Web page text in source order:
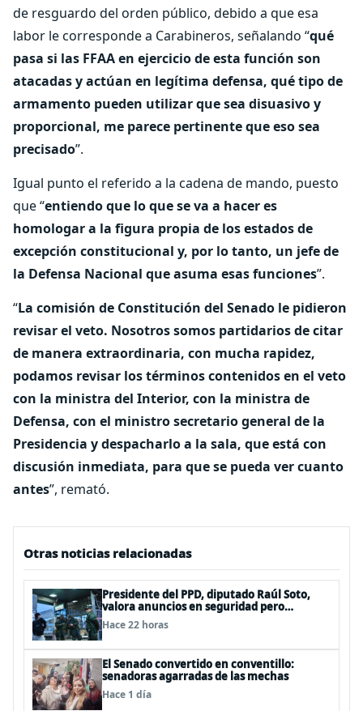
de resguardo del orden público, debido a que esa
labor le corresponde a Carabineros, señalando “qué
pasa si las FFAA en ejercicio de esta función son
atacadas y actúan en legítima defensa, qué tipo de
armamento pueden utilizar que sea disuasivo y
proporcional, me parece pertinente que eso sea
precisado”.
Igual punto el referido a la cadena de mando, puesto
que “entiendo que lo que se va a hacer es
homologar a la figura propia de los estados de
excepción constitucional y, por lo tanto, un jefe de
la Defensa Nacional que asuma esas funciones”.
“La comisión de Constitución del Senado le pidieron
revisar el veto. Nosotros somos partidarios de citar
de manera extraordinaria, con mucha rapidez,
podamos revisar los términos contenidos en el veto
con la ministra del Interior, con la ministra de
Defensa, con el ministro secretario general de la
Presidencia y despacharlo a la sala, que está con
discusión inmediata, para que se pueda ver cuanto
antes”, remató.
Otras noticias relacionadas
Presidente del PPD, diputado Raúl Soto,
valora anuncios en seguridad pero
advierte ausencia clave: alzamiento del
secreto bancario
Hace 22 horas
El Senado convertido en conventillo:
senadoras agarradas de las mechas
Hace 1 día